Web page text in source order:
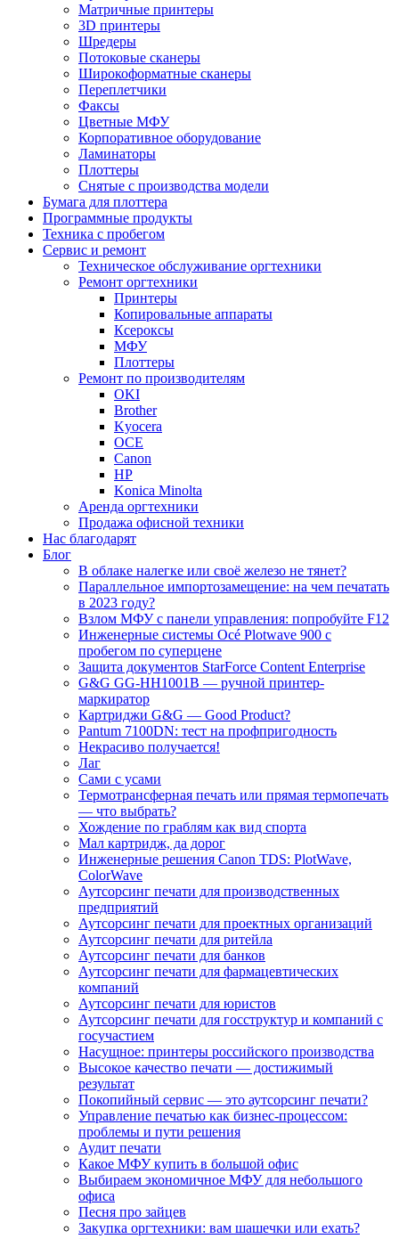
Матричные принтеры
3D принтеры
Шредеры
Потоковые сканеры
Широкоформатные сканеры
Переплетчики
Факсы
Цветные МФУ
Корпоративное оборудование
Ламинаторы
Плоттеры
Снятые с производства модели
Бумага для плоттера
Программные продукты
Техника с пробегом
Сервис и ремонт
Техническое обслуживание оргтехники
Ремонт оргтехники
Принтеры
Копировальные аппараты
Ксероксы
МФУ
Плоттеры
Ремонт по производителям
OKI
Brother
Kyocera
OCE
Canon
HP
Konica Minolta
Аренда оргтехники
Продажа офисной техники
Нас благодарят
Блог
В облаке налегке или своё железо не тянет?
Параллельное импортозамещение: на чем печатать
в 2023 году?
Взлом МФУ с панели управления: попробуйте F12
Инженерные системы Océ Plotwave 900 с
пробегом по суперцене
Защита документов StarForce Content Enterprise
G&G GG-HH1001B — ручной принтер-
маркиратор
Картриджи G&G — Good Product?
Pantum 7100DN: тест на профпригодность
Некрасиво получается!
Лаг
Сами с усами
Термотрансферная печать или прямая термопечать
— что выбрать?
Хождение по граблям как вид спорта
Мал картридж, да дорог
Инженерные решения Canon TDS: PlotWave,
ColorWave
Аутсорсинг печати для производственных
предприятий
Аутсорсинг печати для проектных организаций
Аутсорсинг печати для ритейла
Аутсорсинг печати для банков
Аутсорсинг печати для фармацевтических
компаний
Аутсорсинг печати для юристов
Аутсорсинг печати для госструктур и компаний с
госучастием
Насущное: принтеры российского производства
Высокое качество печати — достижимый
результат
Покопийный сервис — это аутсорсинг печати?
Управление печатью как бизнес-процессом:
проблемы и пути решения
Аудит печати
Какое МФУ купить в большой офис
Выбираем экономичное МФУ для небольшого
офиса
Песня про зайцев
Закупка оргтехники: вам шашечки или ехать?